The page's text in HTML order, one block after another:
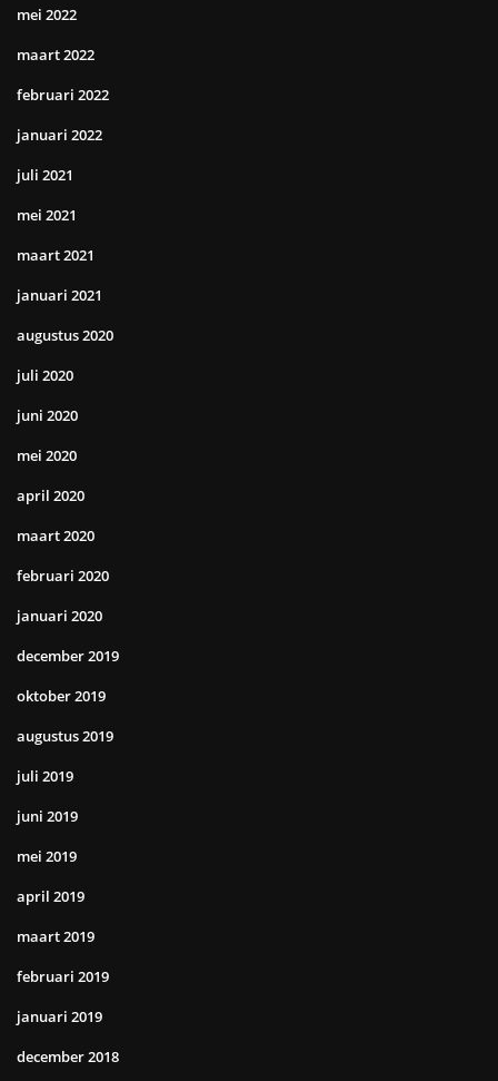
mei 2022
maart 2022
februari 2022
januari 2022
juli 2021
mei 2021
maart 2021
januari 2021
augustus 2020
juli 2020
juni 2020
mei 2020
april 2020
maart 2020
februari 2020
januari 2020
december 2019
oktober 2019
augustus 2019
juli 2019
juni 2019
mei 2019
april 2019
maart 2019
februari 2019
januari 2019
december 2018